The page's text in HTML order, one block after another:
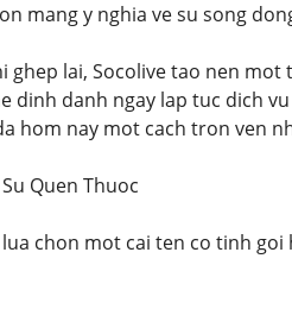
mang y nghia ve su song
ghep lai, Socolive tao nen
dinh danh ngay lap tuc dich
hom nay mot cach tron ven
Quen Thuoc
chon mot cai ten co tinh